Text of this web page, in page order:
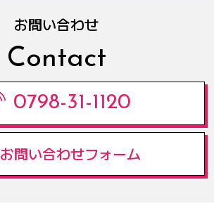
お問い合わせ
Contact
0798-31-1120
お問い合わせフォーム